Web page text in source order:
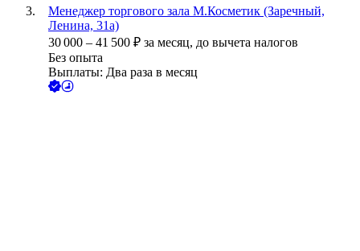
Менеджер торгового зала М.Косметик (Заречный,
Ленина, 31а)
30 000 – 41 500 ₽ за месяц, до вычета налогов
Без опыта
Выплаты: Два раза в месяц